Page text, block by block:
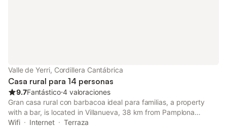
Valle de Yerri, Cordillera Cantábrica
Casa rural para 14 personas
9.7Fantástico⋅4 valoraciones
Gran casa rural con barbacoa ideal para familias, a property
with a bar, is located in Villanueva, 38 km from Pamplona
Catedral, 36 km from Pamplona Train Station, as well as 36 km
Wifi Internet
Terraza